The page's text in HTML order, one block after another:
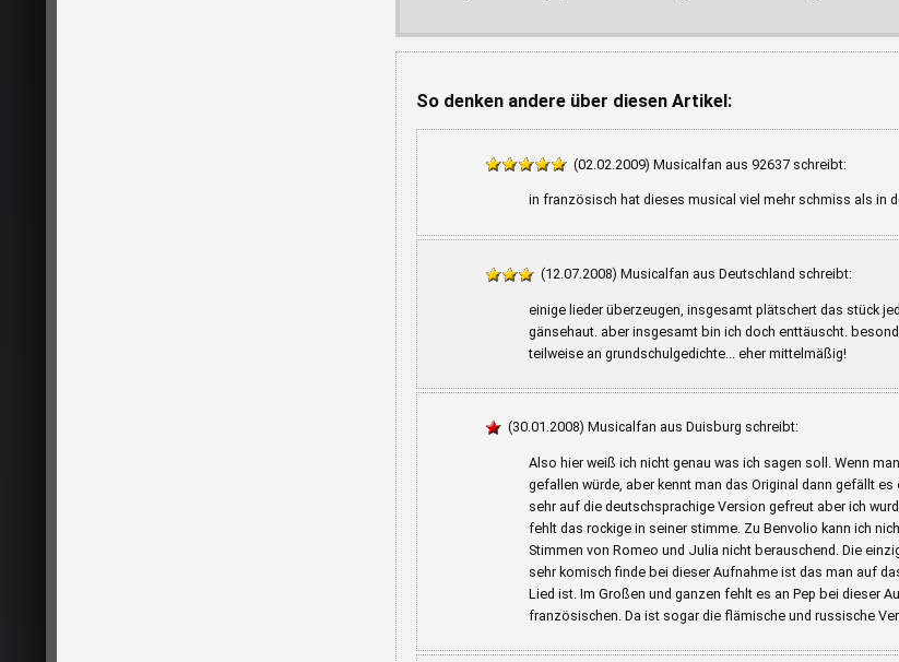
So denken andere über diesen Artikel:
(02.02.2009) Musicalfan aus 92637 schreibt:
in französisch hat dieses musical viel mehr schmiss als in
(12.07.2008) Musicalfan aus Deutschland schreibt:
einige lieder überzeugen, insgesamt plätschert das stück
gänsehaut. aber insgesamt bin ich doch enttäuscht.
teilweise an grundschulgedichte... eher mittelmäßig!
(30.01.2008) Musicalfan aus Duisburg schreibt:
Also hier weiß ich nicht genau was ich sagen soll. Wenn
gefallen würde, aber kennt man das Original dann gefällt
sehr auf die deutschsprachige Version gefreut aber ich
fehlt das rockige in seiner stimme. Zu Benvolio kann ich
Stimmen von Romeo und Julia nicht berauschend. Die
sehr komisch finde bei dieser Aufnahme ist das man auf
Lied ist. Im Großen und ganzen fehlt es an Pep bei dieser
französischen. Da ist sogar die flämische und russische